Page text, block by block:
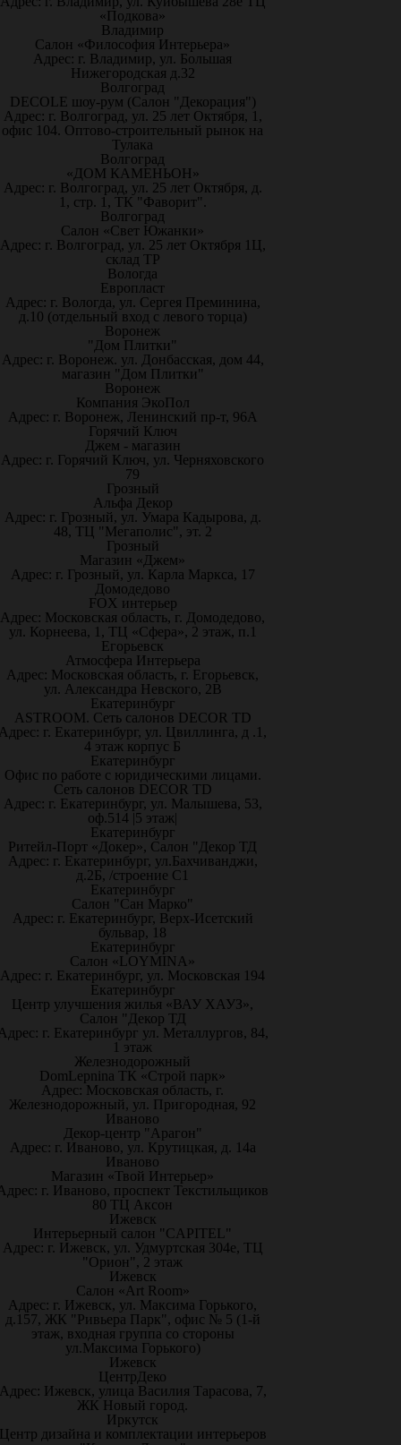
«Подкова»
Владимир
Салон «Философия Интерьера»
Адрес: г. Владимир, ул. Большая
Нижегородская д.32
Волгоград
DECOLE шоу-рум (Салон "Декорация")
Адрес: г. Волгоград, ул. 25 лет Октября, 1,
офис 104. Оптово-строительный рынок на
Тулака
Волгоград
«ДОМ КАМЕНЬОН»
Адрес: г. Волгоград, ул. 25 лет Октября, д.
1, стр. 1, ТК "Фаворит".
Волгоград
Салон «Свет Южанки»
Адрес: г. Волгоград, ул. 25 лет Октября 1Ц,
склад ТР
Вологда
Европласт
Адрес: г. Вологда, ул. Сергея Преминина,
д.10 (отдельный вход с левого торца)
Воронеж
"Дом Плитки"
Адрес: г. Воронеж. ул. Донбасская, дом 44,
магазин "Дом Плитки"
Воронеж
Компания ЭкоПол
Адрес: г. Воронеж, Ленинский пр-т, 96А
Горячий Ключ
Джем - магазин
Адрес: г. Горячий Ключ, ул. Черняховского
79
Грозный
Альфа Декор
Адрес: г. Грозный, ул. Умара Кадырова, д.
48, ТЦ "Мегаполис", эт. 2
Грозный
Магазин «Джем»
Адрес: г. Грозный, ул. Карла Маркса, 17
Домодедово
FOX интерьер
Адрес: Московская область, г. Домодедово,
ул. Корнеева, 1, ТЦ «Сфера», 2 этаж, п.1
Егорьевск
Атмосфера Интерьера
Адрес: Московская область, г. Егорьевск,
ул. Александра Невского, 2В
Екатеринбург
ASTROOM. Сеть салонов DECOR TD
г. Екатеринбург, ул. Цвиллинга, д .1,
4 этаж корпус Б
Екатеринбург
Офис по работе с юридическими лицами.
Сеть салонов DECOR TD
Адрес: г. Екатеринбург, ул. Малышева, 53,
оф.514 |5 этаж|
Екатеринбург
Ритейл-Порт «Докер», Салон "Декор ТД
Адрес: г. Екатеринбург, ул.Бахчиванджи,
д.2Б, /строение С1
Екатеринбург
Салон "Сан Марко"
Адрес: г. Екатеринбург, Верх-Исетский
бульвар, 18
Екатеринбург
Салон «LOYMINA»
Адрес: г. Екатеринбург, ул. Московская 194
Екатеринбург
Центр улучшения жилья «ВАУ ХАУЗ»,
Салон "Декор ТД
г. Екатеринбург ул. Металлургов, 84,
1 этаж
Железнодорожный
DomLepnina ТК «Строй парк»
Адрес: Московская область, г.
Железнодорожный, ул. Пригородная, 92
Иваново
Декор-центр "Арагон"
Адрес: г. Иваново, ул. Крутицкая, д. 14а
Иваново
Магазин «Твой Интерьер»
г. Иваново, проспект Текстильщиков
80 ТЦ Аксон
Ижевск
Интерьерный салон "CAPITEL"
Адрес: г. Ижевск, ул. Удмуртская 304е, ТЦ
"Орион", 2 этаж
Ижевск
Салон «Art Room»
Адрес: г. Ижевск, ул. Максима Горького,
д.157, ЖК "Ривьера Парк", офис № 5 (1-й
этаж, входная группа со стороны
ул.Максима Горького)
Ижевск
ЦентрДеко
Ижевск, улица Василия Тарасова, 7,
ЖК Новый город.
Иркутск
дизайна и комплектации интерьеров